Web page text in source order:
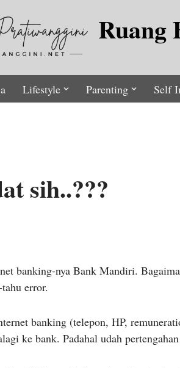
Ruang
Lifestyle Parenting Self
sih..???
banking-nya Bank Mandiri.
error.
banking (telepon, HP,
ke bank. Padahal udah